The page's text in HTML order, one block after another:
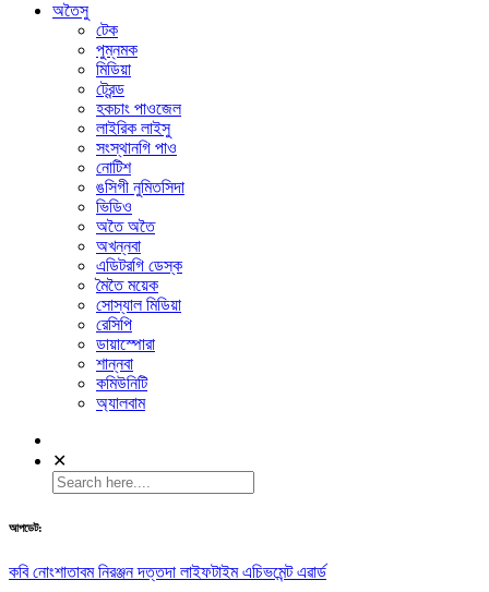
অতৈসু
টেক
পুম্নমক
মিডিয়া
ট্রেন্ড
হকচাং পাওজেল
লাইরিক লাইসু
সংস্থানগি পাও
নোটিশ
ঙসিগী নুমিতসিদা
ভিডিও
অতৈ অতৈ
অখন্নবা
এডিটরগি ডেস্ক
মৈতৈ ময়েক
সোস্যাল মিডিয়া
রেসিপি
ডায়াস্পোরা
শান্নবা
কমিউনিটি
অ্যালবাম
✕
আপডেট:
কবি নোংশাতাবম নিরঞ্জন দত্তদা লাইফটাইম এচিভমেন্ট এৱার্ড